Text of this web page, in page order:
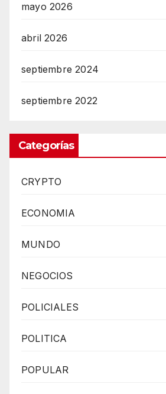
mayo 2026
abril 2026
septiembre 2024
septiembre 2022
Categorías
CRYPTO
ECONOMIA
MUNDO
NEGOCIOS
POLICIALES
POLITICA
POPULAR